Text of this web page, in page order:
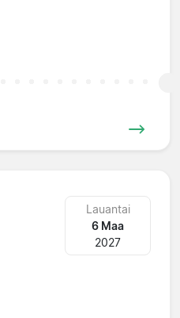
Lauantai
6 Maa
2027